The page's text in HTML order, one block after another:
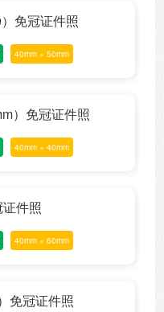
免冠证件照
40mm × 50mm
）免冠证件照
40mm × 40mm
件照
40mm × 60mm
免冠证件照